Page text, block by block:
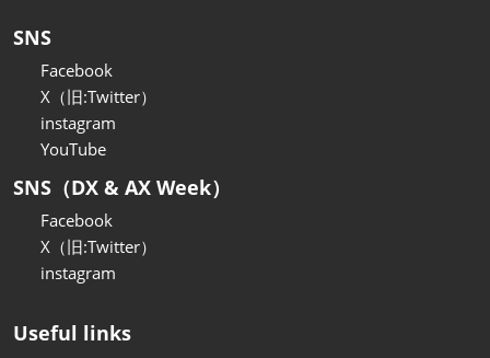
SNS
Facebook
X（旧:Twitter）
instagram
YouTube
SNS（DX & AX Week）
Facebook
X（旧:Twitter）
instagram
Useful links